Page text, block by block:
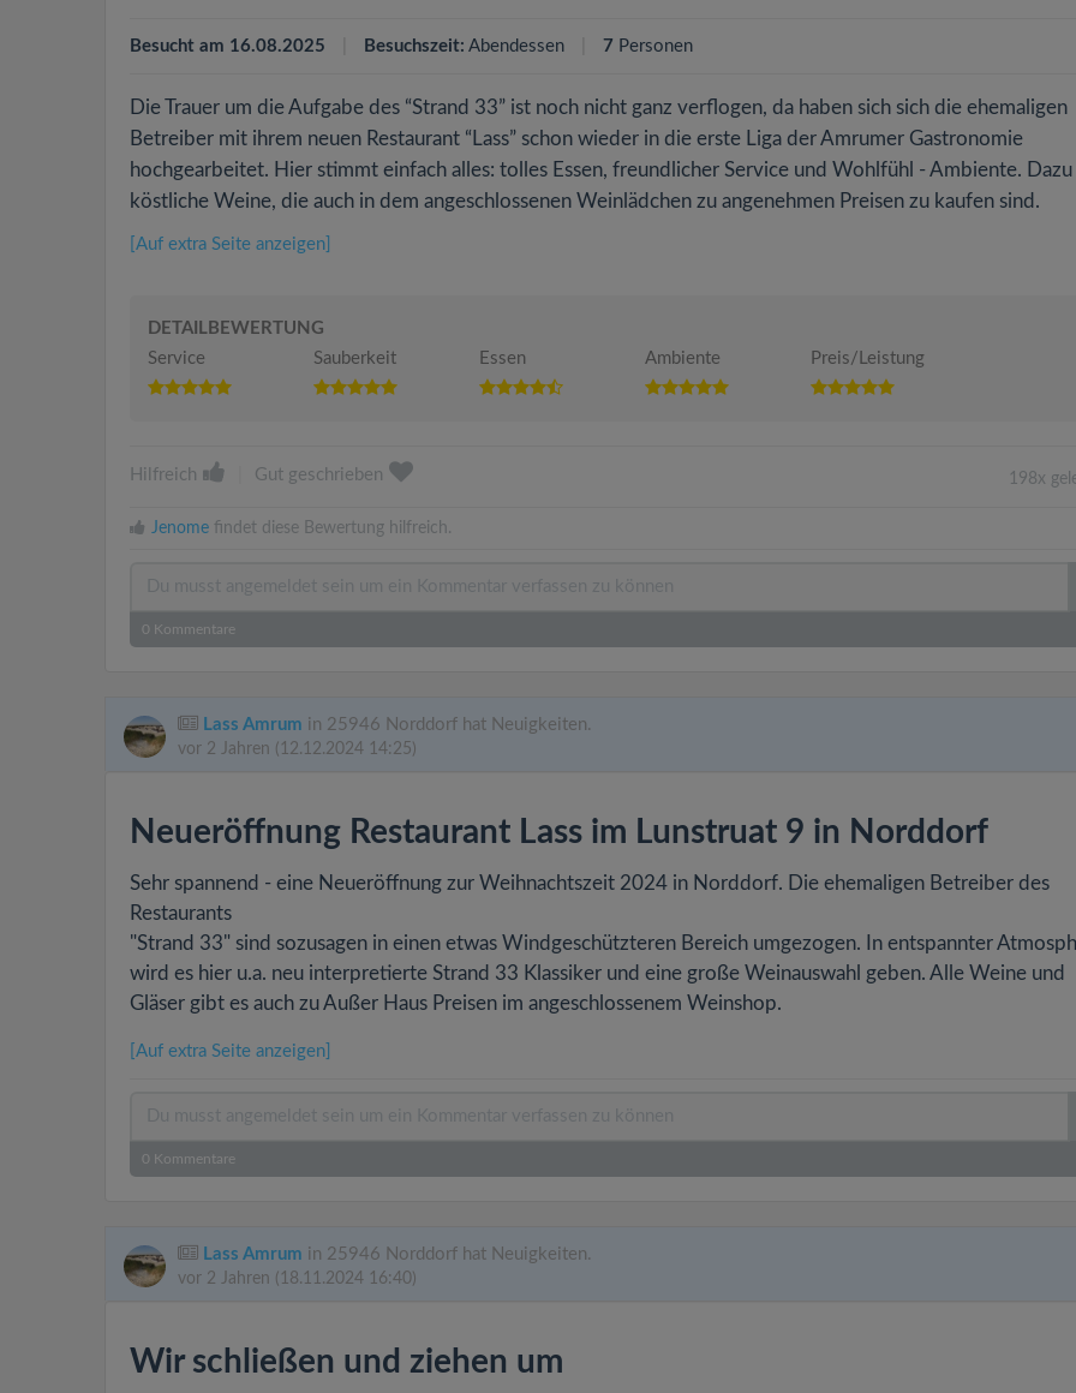
Besucht am 16.08.2025 Besuchszeit: Abendessen 7 Personen
Die Trauer um die Aufgabe des “Strand 33” ist noch nicht ganz verflogen, da haben sich sich die ehemaligen
Betreiber mit ihrem neuen Restaurant “Lass” schon wieder in die erste Liga der Amrumer Gastronomie
hochgearbeitet. Hier stimmt einfach alles: tolles Essen, freundlicher Service und Wohlfühl - Ambiente. Dazu
köstliche Weine, die auch in dem angeschlossenen Weinlädchen zu angenehmen Preisen zu kaufen sind.
[Auf extra Seite anzeigen]
DETAILBEWERTUNG
Service
Sauberkeit Essen Ambiente Preis/Leistung
Hilfreich Gut geschrieben 198x
Jenome findet diese Bewertung hilfreich.
0 Kommentare
Lass Amrum in 25946 Norddorf hat Neuigkeiten.
vor 2 Jahren (12.12.2024 14:25)
Neueröffnung Restaurant Lass im Lunstruat 9 in Norddorf
Sehr spannend - eine Neueröffnung zur Weihnachtszeit 2024 in Norddorf. Die ehemaligen Betreiber des
Restaurants
"Strand 33" sind sozusagen in einen etwas Windgeschützteren Bereich umgezogen. In entspannter
wird es hier u.a. neu interpretierte Strand 33 Klassiker und eine große Weinauswahl geben. Alle Weine und
Gläser gibt es auch zu Außer Haus Preisen im angeschlossenem Weinshop.
[Auf extra Seite anzeigen]
0 Kommentare
Lass Amrum in 25946 Norddorf hat Neuigkeiten.
vor 2 Jahren (18.11.2024 16:40)
Wir schließen und ziehen um